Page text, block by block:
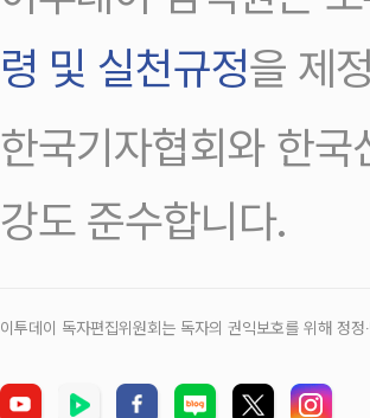
령 및 실천규정을 제
한국기자협회와 한
강도 준수합니다.
이투데이 독자편집위원회는 독자의 권익보호를 위해 정